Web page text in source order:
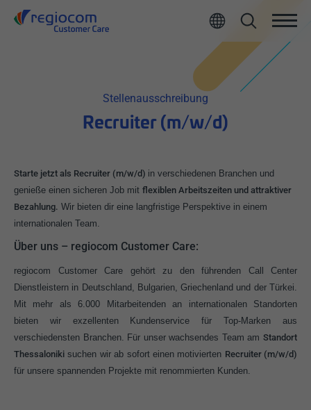
Stellenausschreibung
Recruiter (m/w/d)
Starte jetzt als Recruiter (m/w/d) in verschiedenen Branchen und
genieße einen sicheren Job mit flexiblen Arbeitszeiten und attraktiver
Bezahlung. Wir bieten dir eine langfristige Perspektive in einem
internationalen Team.
Über uns – regiocom Customer Care:
regiocom Customer Care gehört zu den führenden Call Center
Dienstleistern in Deutschland, Bulgarien, Griechenland und der Türkei.
Mit mehr als 6.000 Mitarbeitenden an internationalen Standorten
bieten wir exzellenten Kundenservice für Top-Marken aus
verschiedensten Branchen. Für unser wachsendes Team am Standort
Thessaloniki suchen wir ab sofort einen motivierten Recruiter (m/w/d)
für unsere spannenden Projekte mit renommierten Kunden.